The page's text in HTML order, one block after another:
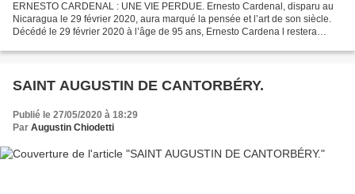
ERNESTO CARDENAL : UNE VIE PERDUE. Ernesto Cardenal, disparu au
Nicaragua le 29 février 2020, aura marqué la pensée et l’art de son siècle.
Décédé le 29 février 2020 à l’âge de 95 ans, Ernesto Cardena l restera
SAINT AUGUSTIN DE CANTORBÉRY.
Publié le 27/05/2020 à 18:29
Par Augustin Chiodetti